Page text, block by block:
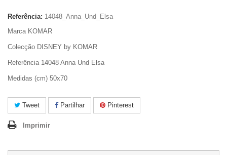
Referência: 14048_Anna_Und_Elsa
Marca KOMAR
Colecção DISNEY by KOMAR
Referência 14048 Anna Und Elsa
Medidas (cm) 50x70
Tweet Partilhar Pinterest
Imprimir